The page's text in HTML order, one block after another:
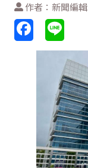
作者：新聞編輯